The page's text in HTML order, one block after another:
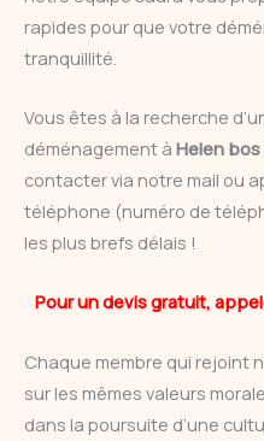
rapides pour que votre
tranquillité.
Vous êtes à la recherche
déménagement à Helen bos
contacter via notre mail ou
téléphone (numéro de
les plus brefs délais !
Pour un devis gratuit,
Chaque membre qui rejoint
sur les mêmes valeurs
dans la poursuite d’une